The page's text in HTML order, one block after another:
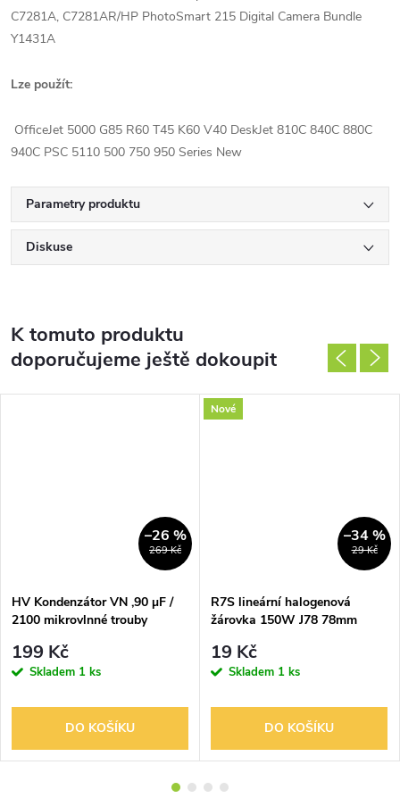
C7281A, C7281AR/HP PhotoSmart 215 Digital Camera Bundle
Y1431A
Lze použít:
OfficeJet 5000 G85 R60 T45 K60 V40 DeskJet 810C 840C 880C
940C PSC 5110 500 750 950 Series New
Parametry produktu
Diskuse
K tomuto produktu
doporučujeme ještě dokoupit
269 Kč
–26 %
HV Kondenzátor VN ,90 µF /
2100 mikrovlnné trouby
199 Kč
Skladem 1 ks
DO KOŠÍKU
Nové
29 Kč
–34 %
R7S lineární halogenová
žárovka 150W J78 78mm
19 Kč
Skladem 1 ks
DO KOŠÍKU